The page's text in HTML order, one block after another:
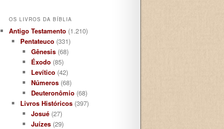
OS LIVROS DA BÍBLIA
Antigo Testamento (1.210)
Pentateuco(331)
Gênesis (68)
Éxodo (85)
Levítico (42)
Números (68)
Deuteronômio (68)
Livros Históricos(397)
Josué (27)
Juízes (29)